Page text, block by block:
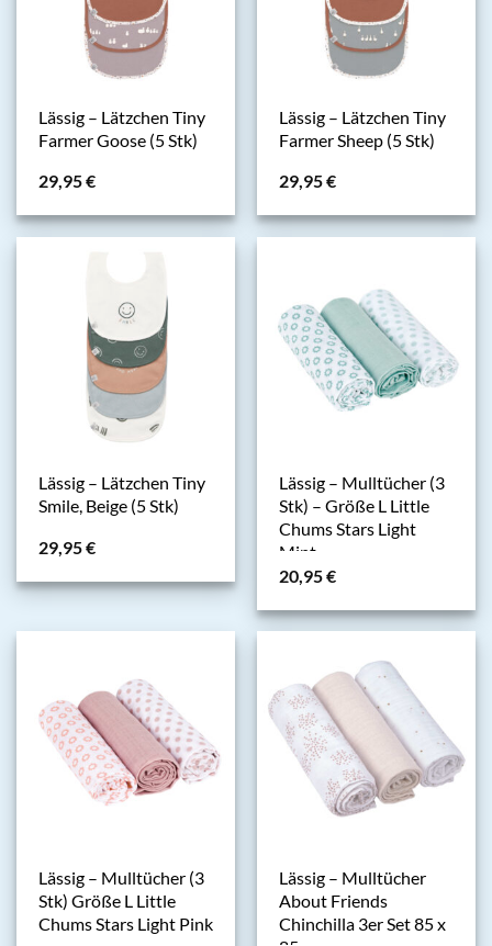
Lässig – Lätzchen Tiny
Farmer Goose (5 Stk)
29,95€
Lässig – Lätzchen Tiny
Farmer Sheep (5 Stk)
29,95€
Lässig – Lätzchen Tiny
Smile, Beige (5 Stk)
29,95€
Lässig – Mulltücher (3
Stk) – Größe L Little
Chums Stars Light
Mint
20,95€
Lässig – Mulltücher (3
Stk) Größe L Little
Chums Stars Light Pink
Lässig – Mulltücher
About Friends
Chinchilla 3er Set 85 x